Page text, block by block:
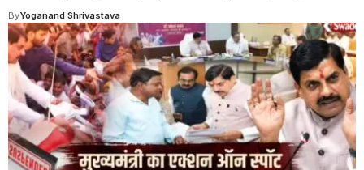
ByYoganand Shrivastava